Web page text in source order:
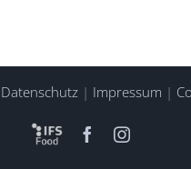
Datenschutz| Impressum |